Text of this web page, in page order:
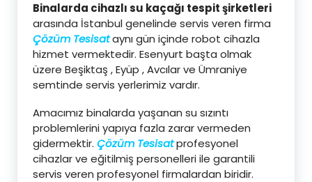
Binalarda cihazlı su kaçağı tespit şirketleri
arasında İstanbul genelinde servis veren firma
Çözüm Tesisataynı gün içinde robot cihazla
hizmet vermektedir. Esenyurt başta olmak
üzere Beşiktaş , Eyüp , Avcılar ve Ümraniye
semtinde servis yerlerimiz vardır.
Amacımız binalarda yaşanan su sızıntı
problemlerini yapıya fazla zarar vermeden
gidermektir. Çözüm Tesisatprofesyonel
cihazlar ve eğitilmiş personelleri ile garantili
servis veren profesyonel firmalardan biridir.